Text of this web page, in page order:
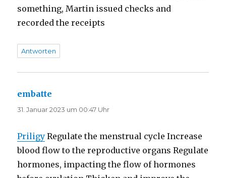
something, Martin issued checks and
recorded the receipts
Antworten
embatte
31. Januar 2023 um 00:47 Uhr
Priligy Regulate the menstrual cycle Increase
blood flow to the reproductive organs Regulate
hormones, impacting the flow of hormones